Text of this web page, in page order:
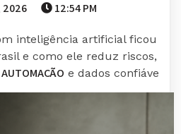
2026 12:54 PM
inteligência artificial ficou
e como ele reduz riscos,
AUTOMAÇÃO e dados confiáve